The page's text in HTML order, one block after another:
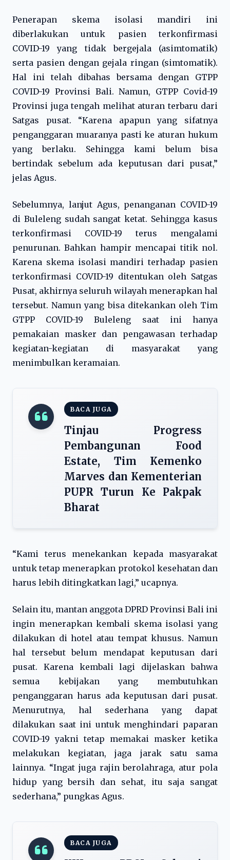
Penerapan skema isolasi mandiri ini
diberlakukan untuk pasien terkonfirmasi
COVID-19 yang tidak bergejala (asimtomatik)
serta pasien dengan gejala ringan (simtomatik).
Hal ini telah dibahas bersama dengan GTPP
COVID-19 Provinsi Bali. Namun, GTPP Covid-19
Provinsi juga tengah melihat aturan terbaru dari
Satgas pusat. “Karena apapun yang sifatnya
penganggaran muaranya pasti ke aturan hukum
yang berlaku. Sehingga kami belum bisa
bertindak sebelum ada keputusan dari pusat,”
jelas Agus.
Sebelumnya, lanjut Agus, penanganan COVID-19
di Buleleng sudah sangat ketat. Sehingga kasus
terkonfirmasi COVID-19 terus mengalami
penurunan. Bahkan hampir mencapai titik nol.
Karena skema isolasi mandiri terhadap pasien
terkonfirmasi COVID-19 ditentukan oleh Satgas
Pusat, akhirnya seluruh wilayah menerapkan hal
tersebut. Namun yang bisa ditekankan oleh Tim
GTPP COVID-19 Buleleng saat ini hanya
pemakaian masker dan pengawasan terhadap
kegiatan-kegiatan di masyarakat yang
menimbulkan keramaian.
BACA JUGA
Tinjau Progress
Pembangunan Food
Estate, Tim Kemenko
Marves dan Kementerian
PUPR Turun Ke Pakpak
Bharat
“Kami terus menekankan kepada masyarakat
untuk tetap menerapkan protokol kesehatan dan
harus lebih ditingkatkan lagi,” ucapnya.
Selain itu, mantan anggota DPRD Provinsi Bali ini
ingin menerapkan kembali skema isolasi yang
dilakukan di hotel atau tempat khusus. Namun
hal tersebut belum mendapat keputusan dari
pusat. Karena kembali lagi dijelaskan bahwa
semua kebijakan yang membutuhkan
penganggaran harus ada keputusan dari pusat.
Menurutnya, hal sederhana yang dapat
dilakukan saat ini untuk menghindari paparan
COVID-19 yakni tetap memakai masker ketika
melakukan kegiatan, jaga jarak satu sama
lainnya. “Ingat juga rajin berolahraga, atur pola
hidup yang bersih dan sehat, itu saja sangat
sederhana,” pungkas Agus.
BACA JUGA